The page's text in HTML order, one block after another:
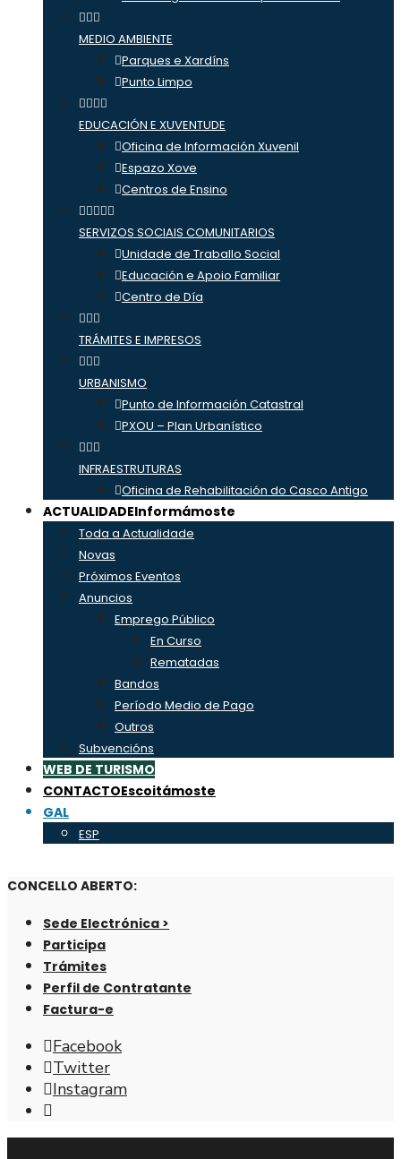
MEDIO AMBIENTE
Parques e Xardíns
Punto Limpo
EDUCACIÓN E XUVENTUDE
Oficina de Información Xuvenil
Espazo Xove
Centros de Ensino
SERVIZOS SOCIAIS COMUNITARIOS
Unidade de Traballo Social
Educación e Apoio Familiar
Centro de Día
TRÁMITES E IMPRESOS
URBANISMO
Punto de Información Catastral
PXOU – Plan Urbanístico
INFRAESTRUTURAS
Oficina de Rehabilitación do Casco Antigo
ACTUALIDADEInformámoste
Toda a Actualidade
Novas
Próximos Eventos
Anuncios
Emprego Público
En Curso
Rematadas
Bandos
Período Medio de Pago
Outros
Subvencións
WEB DE TURISMO
CONTACTOEscoitámoste
GAL
ESP
CONCELLO ABERTO:
Sede Electrónica >
Participa
Trámites
Perfil de Contratante
Factura-e
Facebook
Twitter
Instagram